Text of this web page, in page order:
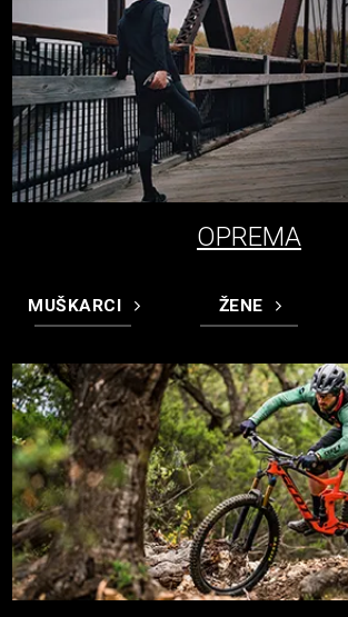
OPREMA
MUŠKARCI ŽENE